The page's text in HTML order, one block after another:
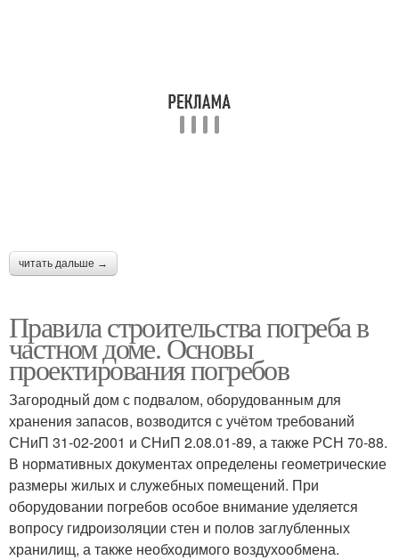
читать дальше →
Правила строительства погреба в
частном доме. Основы
проектирования погребов
Загородный дом с подвалом, оборудованным для
хранения запасов, возводится с учётом требований
СНиП 31-02-2001 и СНиП 2.08.01-89, а также РСН 70-88.
В нормативных документах определены геометрические
размеры жилых и служебных помещений. При
оборудовании погребов особое внимание уделяется
вопросу гидроизоляции стен и полов заглубленных
хранилищ, а также необходимого воздухообмена.